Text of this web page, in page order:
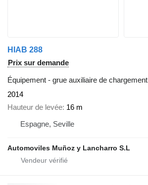
HIAB 288
Prix sur demande
Équipement - grue auxiliaire de chargement
2014
Hauteur de levée 16 m
Espagne, Seville
Automoviles Muñoz y Lancharro S.L